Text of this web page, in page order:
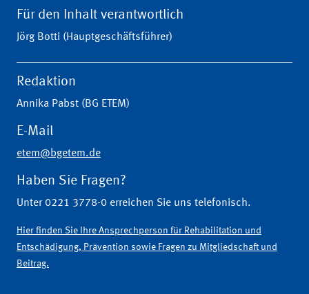
Für den Inhalt verantwortlich
Jörg Botti (Hauptgeschäftsführer)
Redaktion
Annika Pabst (BG ETEM)
E-Mail
etem@bgetem.de
Haben Sie Fragen?
Unter 0221 3778-0 erreichen Sie uns telefonisch.
Hier finden Sie Ihre Ansprechperson für Rehabilitation und
Entschädigung, Prävention sowie Fragen zu Mitgliedschaft und
Beitrag.